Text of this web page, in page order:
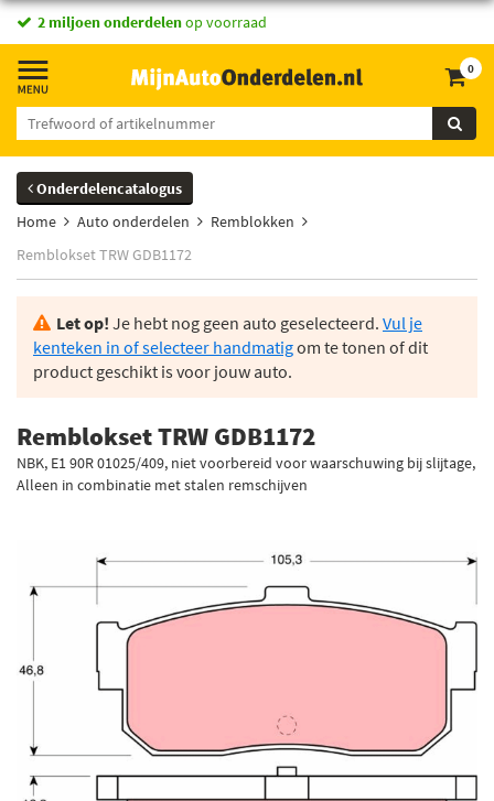
2 miljoen onderdelenop voorraad
0
Onderdelencatalogus
Home
Auto onderdelen
Remblokken
Remblokset TRW GDB1172
Let op! Je hebt nog geen auto geselecteerd. Vul je
kenteken in of selecteer handmatigom te tonen of dit
product geschikt is voor jouw auto.
Remblokset TRW GDB1172
NBK, E1 90R 01025/409, niet voorbereid voor waarschuwing bij slijtage,
Alleen in combinatie met stalen remschijven